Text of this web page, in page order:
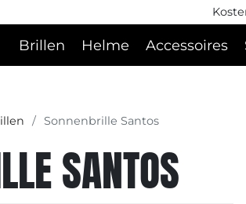
Brillen Helme Accessoires
Sonnenbrille Santos
SANTOS